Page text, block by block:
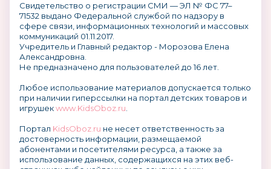
Свидетельство о регистрации СМИ — ЭЛ № ФС 77–
71532 выдано Федеральной службой по надзору в
сфере связи, информационных технологий и массовых
коммуникаций 01.11.2017.
Учредитель и Главный редактор - Морозова Елена
Александровна.
Не предназначено для пользователей до 16 лет.
Любое использование материалов допускается только
при наличии гиперссылки на портал детских товаров и
игрушекwww.KidsOboz.ru
Портал KidsOboz.ru не несет ответственность за
достоверность информации, размещаемой
абонентами и посетителями ресурса, а также за
использование данных, содержащихся на этих веб-